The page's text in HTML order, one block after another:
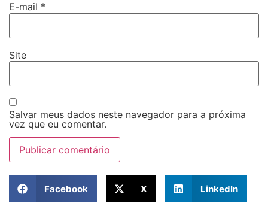
E-mail *
Site
Salvar meus dados neste navegador para a próxima
vez que eu comentar.
Facebook X LinkedIn